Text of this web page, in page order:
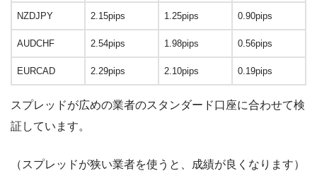
NZDJPY 2.15pips 1.25pips 0.90pips
AUDCHF 2.54pips 1.98pips 0.56pips
EURCAD 2.29pips 2.10pips 0.19pips
スプレッドが広めの業者のスタンダード口座に合わせて検
証しています。
（スプレッドが狭い業者を使うと、成績が良くなります）